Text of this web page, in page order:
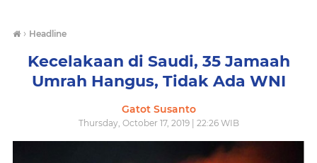
› Headline
Kecelakaan di Saudi, 35 Jamaah
Umrah Hangus, Tidak Ada WNI
Gatot Susanto
Thursday, October 17, 2019 | 22:26 WIB